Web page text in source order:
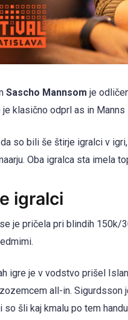
Sascho Mannsom je
je klasično odprl as in
so bili še štirje igralci v
Oba igralca sta imela
igralci
je pričela pri blindih 150k/
igre je v vodstvo prišel
all-in. Sigurdsson
so šli kaj kmalu po tem